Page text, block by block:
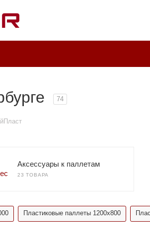
74
Аксессуары к паллетам
23 ТОВАРА
Пластиковые паллеты 1200х800